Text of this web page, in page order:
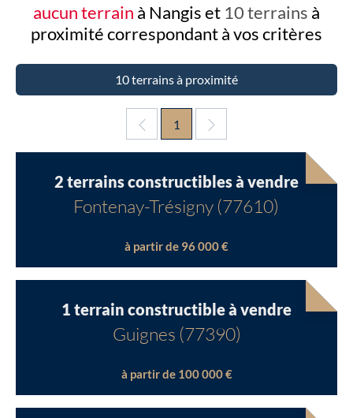
aucun terrain à Nangis et 10 terrains à
proximitécorrespondant à vos critères
10 terrains à proximité
1
2 terrains constructibles à vendre
Fontenay-Trésigny (77610)
à partir de 96 000 €
1 terrain constructible à vendre
Guignes (77390)
à partir de 100 000 €